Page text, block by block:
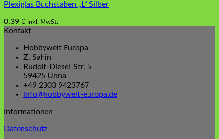
Plexiglas Buchstaben „L“ Silber
0,39 € inkl. MwSt.
Kontakt
Hobbywelt Europa
Z. Sahin
Rudolf-Diesel-Str. 5
59425 Unna
+49 2303 9423767
info@hobbywelt-europa.de
Informationen
Datenschutz